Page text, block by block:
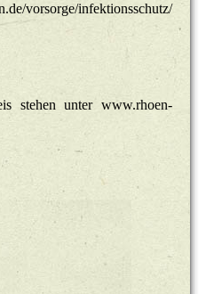
​infektionsschutz/​
ste­hen unter www.​rhoen-